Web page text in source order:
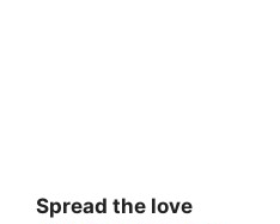
Spread the love